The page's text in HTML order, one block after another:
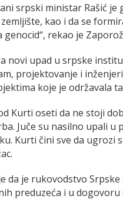
srpski ministar Rašić je
kao i da se
genocid“, rekao je
novi upad u srpske
projektovanje i
koje je održavala
Kurti oseti da ne stoji
Juče su nasilno upali
Kurti čini sve da ugrozi
da je rukovodstvo
preduzeća i u